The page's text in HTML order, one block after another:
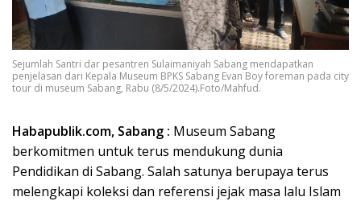
Sejumlah Santri dar pesantren Sulaimaniyah Sabang mendapatkan
penjelasan dari Kepala Museum BPKS Sabang Evan Boy foreman pada city
tour di museum Sabang, Rabu (8/5/2024).Foto/Mahfud.
Habapublik.com, Sabang : Museum Sabang
berkomitmen untuk terus mendukung dunia
Pendidikan di Sabang. Salah satunya berupaya terus
melengkapi koleksi dan referensi jejak masa lalu Islam